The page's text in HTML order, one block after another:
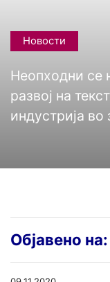
Новости
Неопходни се
развој на
индустрија во
Објавено